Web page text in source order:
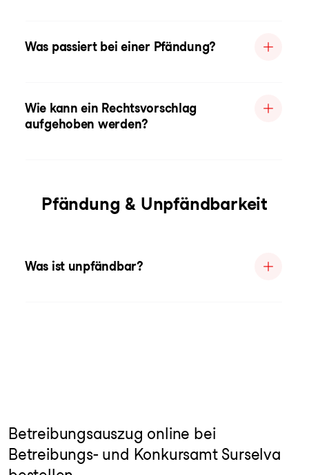
Was passiert bei einer Pfändung?
Wie kann ein Rechtsvorschlag
aufgehoben werden?
Pfändung & Unpfändbarkeit
Was ist unpfändbar?
Betreibungsauszug online bei
Betreibungs- und Konkursamt Surselva